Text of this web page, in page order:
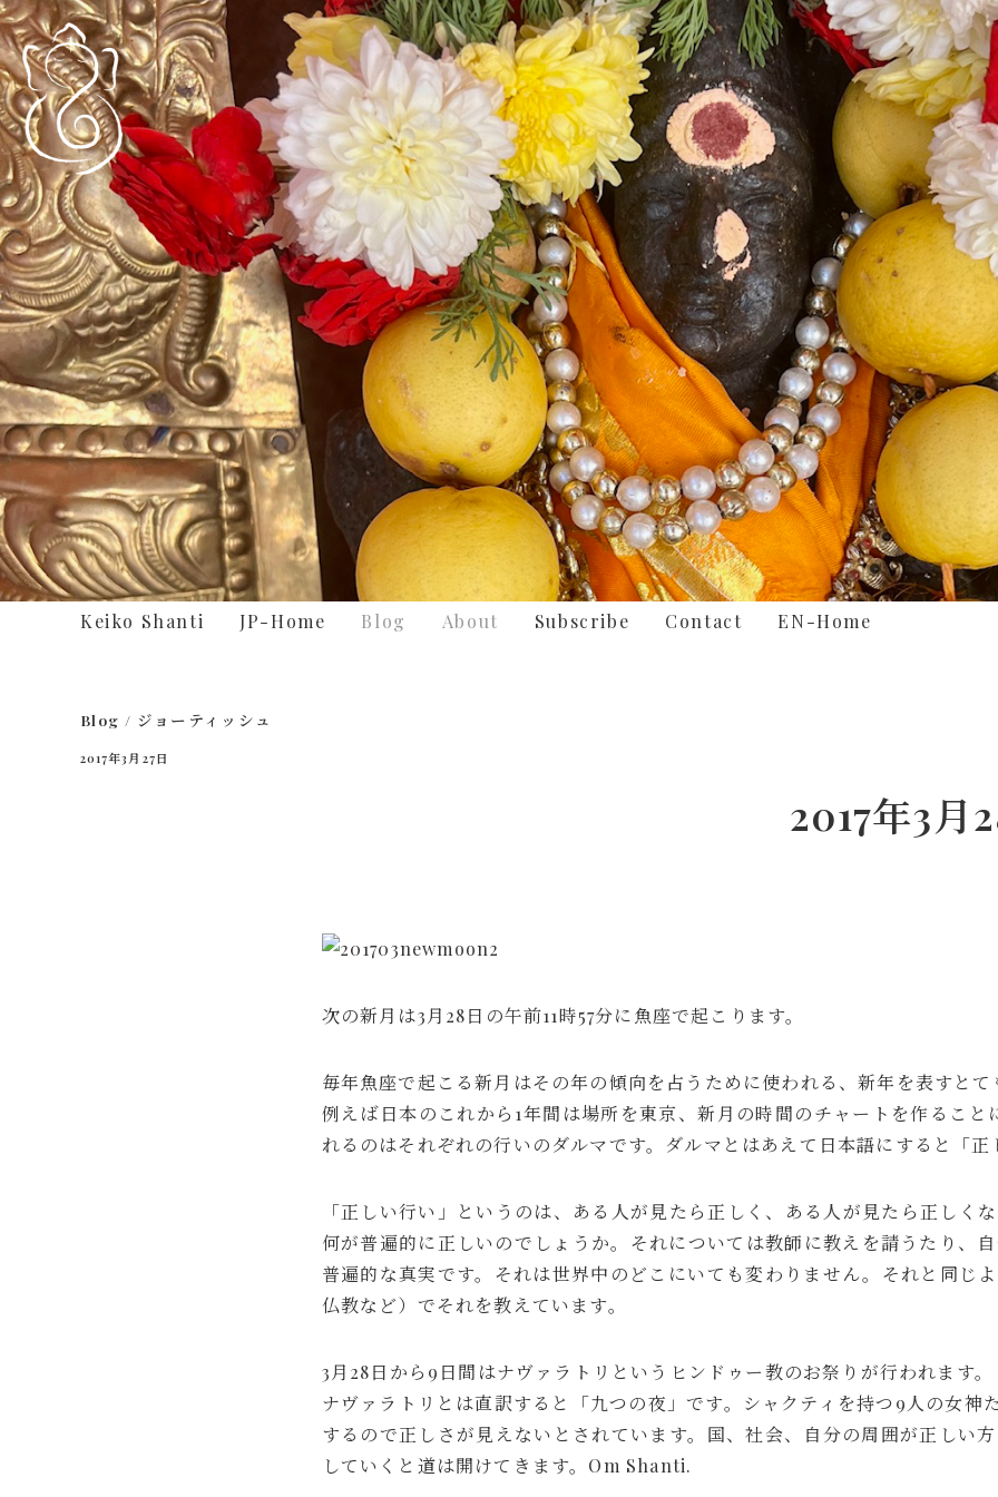
Keiko Shanti JP-Home Blog About Subscribe Contact EN-Home
Blog / ジョーティッシュ
2017年3月27日
2017年3
次の新月は3月28日の午前11時57分に魚座で起こります。
毎年魚座で起こる新月はその年の傾向を占うために使われる、新年を表すと
例えば日本のこれから1年間は場所を東京、新月の時間のチャートを作るこ
れるのはそれぞれの行いのダルマです。ダルマとはあえて日本語にすると「
「正しい行い」というのは、ある人が見たら正しく、ある人が見たら正し
何が普遍的に正しいのでしょうか。それについては教師に教えを請うたり
普遍的な真実です。それは世界中のどこにいても変わりません。それと同
仏教など）でそれを教えています。
3月28日から9日間はナヴァラトリというヒンドゥー教のお祭りが行われます。
ナヴァラトリとは直訳すると「九つの夜」です。シャクティを持つ9人の女
するので正しさが見えないとされています。国、社会、自分の周囲が正し
していくと道は開けてきます。Om Shanti.